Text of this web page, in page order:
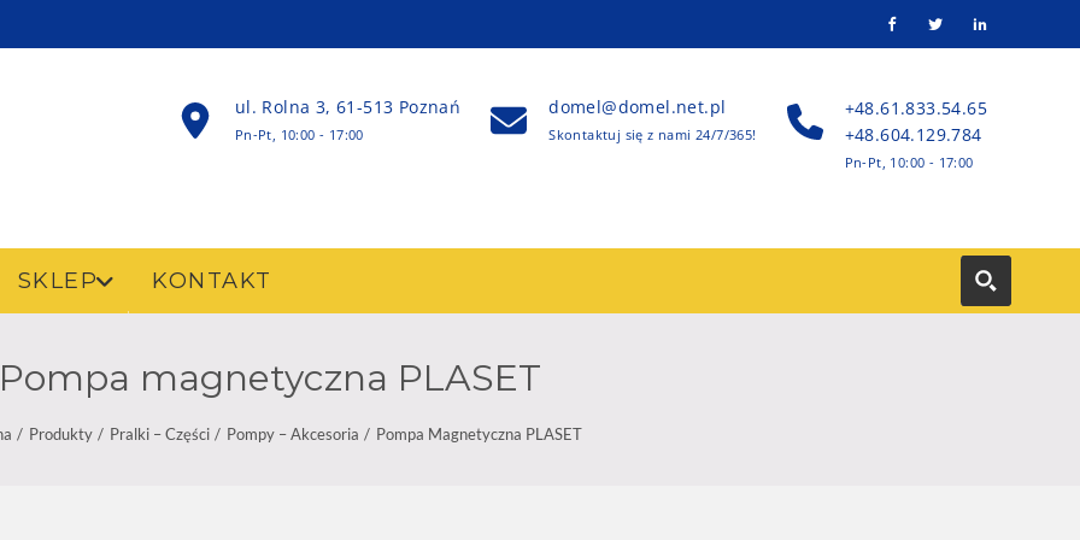
ul. Rolna 3, 61-513 Poznań
Pn-Pt, 10:00 - 17:00
domel@domel.net.pl
Skontaktuj się z nami 24/7/365!
+48.61.833.54.65
+48.604.129.784
Pn-Pt, 10:00 - 17:00
SKLEP KONTAKT
Pompa magnetyczna PLASET
Produkty Pralki – Części Pompy – Akcesoria Pompa Magnetyczna PLASET